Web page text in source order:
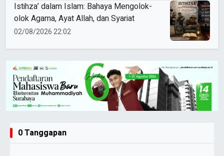
Istihza’ dalam Islam: Bahaya Mengolok-
olok Agama, Ayat Allah, dan Syariat
02/08/2026 22:02
0 Tanggapan